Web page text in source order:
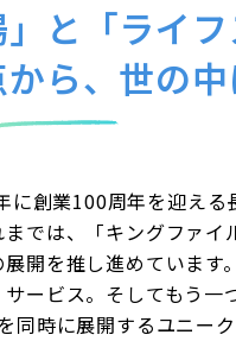
」と「ライフ
ら、世の
に創業100周年を迎え
では、「キングファ
開を推し進めていま
ービス。そしてもう
同時に展開するユニー